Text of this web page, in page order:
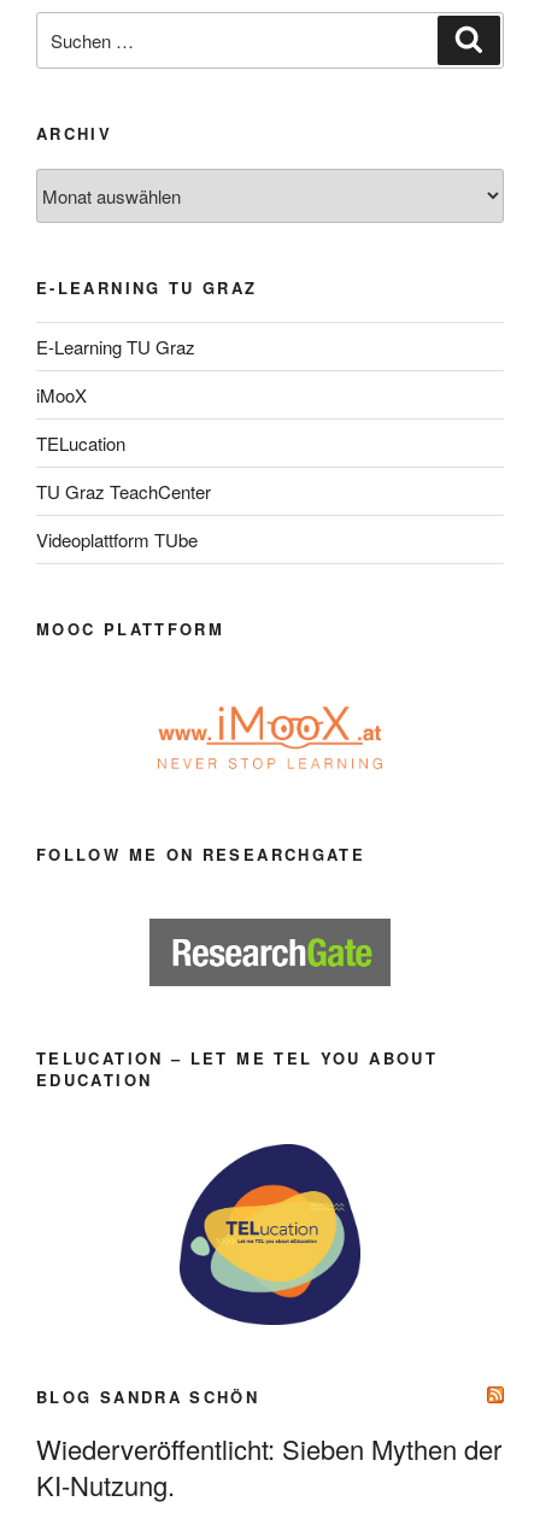
nach:
ARCHIV
E-LEARNING TU GRAZ
E-Learning TU Graz
iMooX
TELucation
TU Graz TeachCenter
Videoplattform TUbe
MOOC PLATTFORM
FOLLOW ME ON RESEARCHGATE
TELUCATION – LET ME TEL YOU ABOUT
EDUCATION
BLOG SANDRA SCHÖN
Wiederveröffentlicht: Sieben Mythen der
KI-Nutzung.